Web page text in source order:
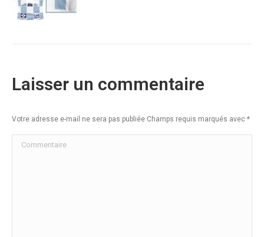
Laisser un commentaire
Votre adresse e-mail ne sera pas publiée Champs requis marqués avec *
Commentaire